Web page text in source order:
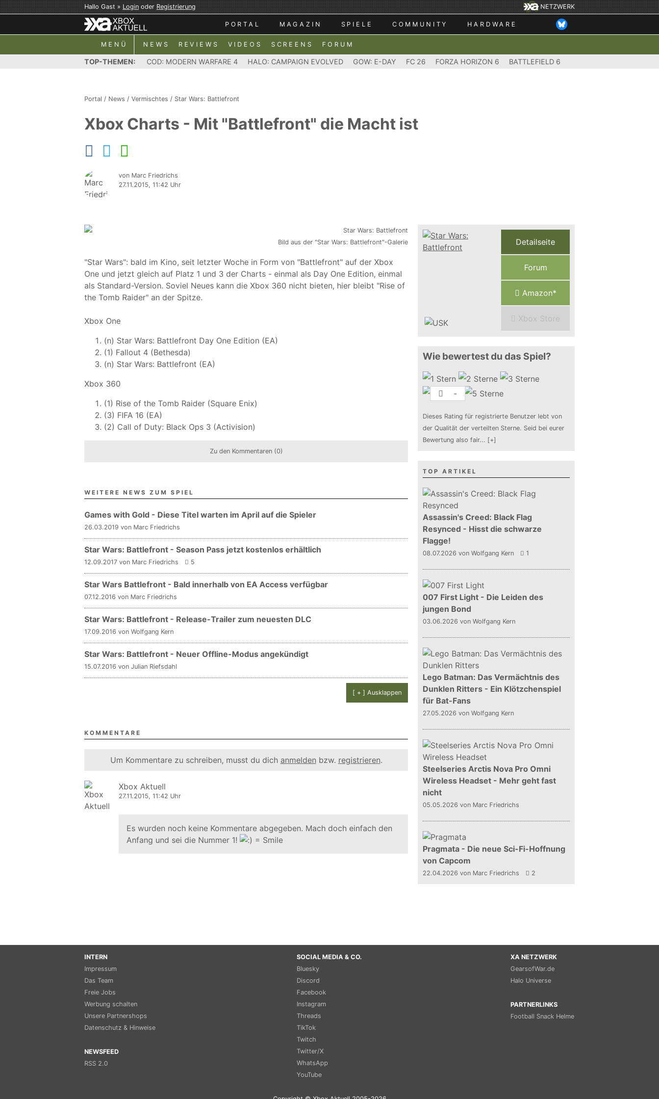
Hallo Gast »LoginoderRegistrierung NETZWERK
PORTAL MAGAZIN SPIELE COMMUNITY HARDWARE
MENÜ NEWS REVIEWS VIDEOS SCREENS FORUM
TOP-THEMEN: COD: MODERN WARFARE 4 HALO: CAMPAIGN EVOLVED GOW: E-DAY FC 26 FORZA HORIZON 6 BATTLEFIELD 6
Portal / News / Vermischtes / Star Wars: Battlefront
Xbox Charts - Mit "Battlefront" die Macht ist
von Marc Friedrichs
27.11.2015, 11:42 Uhr
Bild aus der "Star Wars: Battlefront"-Galerie
"Star Wars": bald im Kino, seit letzter Woche in Form von "Battlefront" auf der Xbox
One und jetzt gleich auf Platz 1 und 3 der Charts - einmal als Day One Edition, einmal
als Standard-Version. Soviel Neues kann die Xbox 360 nicht bieten, hier bleibt "Rise of
the Tomb Raider" an der Spitze.
Xbox One
(n) Star Wars: Battlefront Day One Edition (EA)
(1) Fallout 4 (Bethesda)
(n) Star Wars: Battlefront (EA)
Xbox 360
(1) Rise of the Tomb Raider (Square Enix)
(3) FIFA 16 (EA)
(2) Call of Duty: Black Ops 3 (Activision)
Zu den Kommentaren (0)
WEITERE NEWS ZUM SPIEL
Games with Gold - Diese Titel warten im April auf die Spieler
26.03.2019 von Marc Friedrichs
Star Wars: Battlefront - Season Pass jetzt kostenlos erhältlich
12.09.2017 von Marc Friedrichs 5
Star Wars Battlefront - Bald innerhalb von EA Access verfügbar
07.12.2016 von Marc Friedrichs
Star Wars: Battlefront - Release-Trailer zum neuesten DLC
17.09.2016 von Wolfgang Kern
Star Wars: Battlefront - Neuer Offline-Modus angekündigt
15.07.2016 von Julian Riefsdahl
[ + ] Ausklappen
KOMMENTARE
Um Kommentare zu schreiben, musst du dich anmelden bzw. registrieren.
Xbox Aktuell
27.11.2015, 11:42 Uhr
Es wurden noch keine Kommentare abgegeben. Mach doch einfach den
Anfang und sei die Nummer 1!
Detailseite
Forum
Amazon*
Xbox Store
Wie bewertest du das Spiel?
-
Dieses Rating für registrierte Benutzer lebt von
der Qualität der verteilten Sterne. Seid bei eurer
Bewertung also fair... [+]
TOP ARTIKEL
Assassin's Creed: Black Flag
Resynced - Hisst die schwarze
Flagge!
08.07.2026 von Wolfgang Kern 1
007 First Light - Die Leiden des
jungen Bond
03.06.2026 von Wolfgang Kern
Lego Batman: Das Vermächtnis des
Dunklen Ritters - Ein Klötzchenspiel
für Bat-Fans
27.05.2026 von Wolfgang Kern
Steelseries Arctis Nova Pro Omni
Wireless Headset - Mehr geht fast
nicht
05.05.2026 von Marc Friedrichs
Pragmata - Die neue Sci-Fi-Hoffnung
von Capcom
22.04.2026 von Marc Friedrichs 2
INTERN
Impressum
Das Team
Freie Jobs
Werbung schalten
Unsere Partnershops
Datenschutz & Hinweise
NEWSFEED
RSS 2.0
SOCIAL MEDIA & CO.
Bluesky
Discord
Facebook
Instagram
Threads
TikTok
Twitch
Twitter/X
WhatsApp
YouTube
XA NETZWERK
GearsofWar.de
Halo Universe
PARTNERLINKS
Football Snack Helme